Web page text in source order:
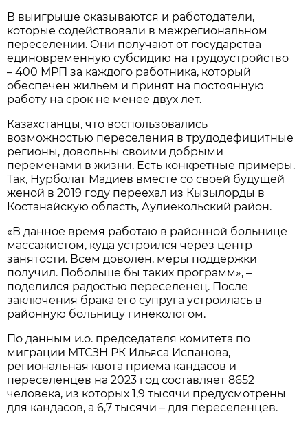
В выигрыше оказываются и работодатели,
которые содействовали в межрегиональном
переселении. Они получают от государства
единовременную субсидию на трудоустройство
– 400 МРП за каждого работника, который
обеспечен жильем и принят на постоянную
работу на срок не менее двух лет.
Казахстанцы, что воспользовались
возможностью переселения в трудодефицитные
регионы, довольны своими добрыми
переменами в жизни. Есть конкретные примеры.
Так, Нурболат Мадиев вместе со своей будущей
женой в 2019 году переехал из Кызылорды в
Костанайскую область, Аулиекольский район.
«В данное время работаю в районной больнице
массажистом, куда устроился через центр
занятости. Всем доволен, меры поддержки
получил. Побольше бы таких программ», –
поделился радостью переселенец. После
заключения брака его супруга устроилась в
районную больницу гинекологом.
По данным и.о. председателя комитета по
миграции МТСЗН РК Ильяса Испанова,
региональная квота приема кандасов и
переселенцев на 2023 год составляет 8652
человека, из которых 1,9 тысячи предусмотрены
для кандасов, а 6,7 тысячи – для переселенцев.